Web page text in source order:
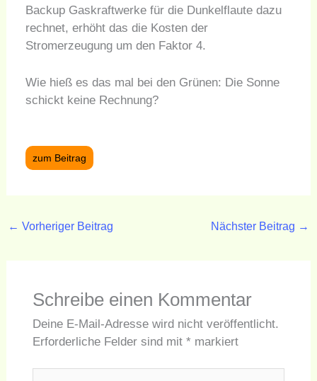
Backup Gaskraftwerke für die Dunkelflaute dazu
rechnet, erhöht das die Kosten der
Stromerzeugung um den Faktor 4.
Wie hieß es das mal bei den Grünen: Die Sonne
schickt keine Rechnung?
zum Beitrag
← Vorheriger Beitrag Nächster Beitrag →
Schreibe einen Kommentar
Deine E-Mail-Adresse wird nicht veröffentlicht.
Erforderliche Felder sind mit * markiert